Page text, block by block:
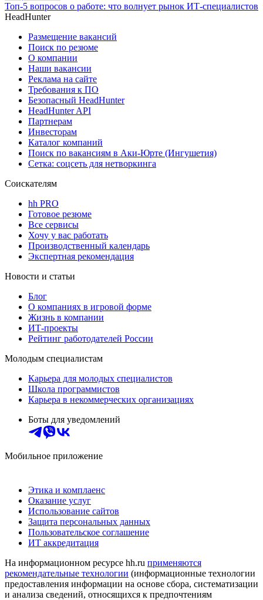
Топ-5 вопросов о работе: что волнует рынок ИТ-специалистов
HeadHunter
Размещение вакансий
Поиск по резюме
О компании
Наши вакансии
Реклама на сайте
Требования к ПО
Безопасный HeadHunter
HeadHunter API
Партнерам
Инвесторам
Каталог компаний
Поиск по вакансиям в Аки-Юрте (Ингушетия)
Сетка: соцсеть для нетворкинга
Соискателям
hh PRO
Готовое резюме
Все сервисы
Хочу у вас работать
Производственный календарь
Экспертная рекомендация
Новости и статьи
Блог
О компаниях в игровой форме
Жизнь в компании
ИТ-проекты
Рейтинг работодателей России
Молодым специалистам
Карьера для молодых специалистов
Школа программистов
Карьера в некоммерческих организациях
Боты для уведомлений
Мобильное приложение
Этика и комплаенс
Оказание услуг
Использование сайтов
Защита персональных данных
Пользовательское соглашение
ИТ аккредитация
На информационном ресурсе hh.ru применяются
рекомендательные технологии (информационные технологии
предоставления информации на основе сбора, систематизации
и анализа сведений, относящихся к предпочтениям